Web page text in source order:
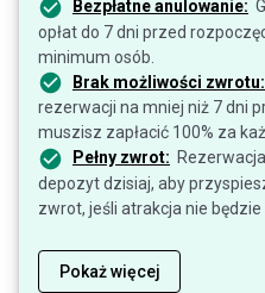
Bezpłatne anulowanie:
opłat do 7 dni przed
minimum osób.
Brak możliwości zwrotu:
rezerwacji na mniej niż 7 dni
muszisz zapłacić 100% za
Pełny zwrot:
depozyt dzisiaj, aby
zwrot, jeśli atrakcja nie będzie
Pokaż więcej